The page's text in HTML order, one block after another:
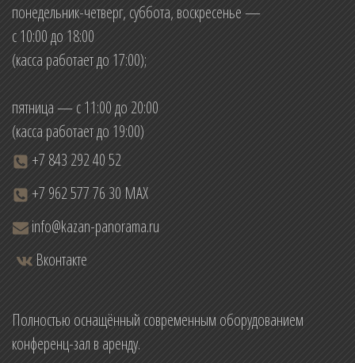
понедельник-четверг, суббота, воскресенье —
с 10:00 до 18:00
(касса работает до 17:00);
пятница — с 11:00 до 20:00
(касса работает до 19:00)
+7 843 292 40 52
+7 962 577 76 30 MAX
info@kazan-panorama.ru
Вконтакте
Полностью оснащённый современным оборудованием
конференц-зал в аренду.